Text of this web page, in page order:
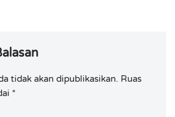
tidak akan dipublikasikan. Ruas
*